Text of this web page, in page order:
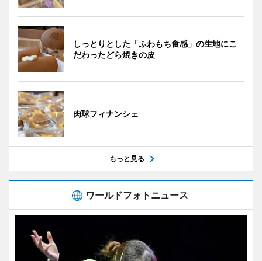
しっとりとした「ふわもち食感」の生地にこ
だわったどら焼きの皮
肉球フィナンシェ
もっと見る
ワールドフォトニュース